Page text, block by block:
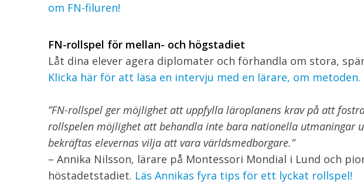
om FN-filuren!
FN-rollspel för mellan- och högstadiet
Låt dina elever agera diplomater och förhandla om stora,
Klicka här för att läsa en intervju med en lärare, om metoden.
”FN-rollspel ger möjlighet att uppfylla läroplanens krav på att
rollspelen möjlighet att behandla inte bara nationella utmaningar
bekräftas elevernas vilja att vara världsmedborgare.”
– Annika Nilsson, lärare på Montessori Mondial i Lund och
höstadetstadiet. Läs Annikas fyra tips för ett lyckat rollspel!